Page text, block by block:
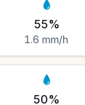
55%
1.6 mm/h
50%